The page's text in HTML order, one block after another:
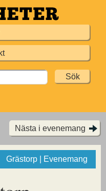
Nästa i evenemang
Grästorp | Evenemang